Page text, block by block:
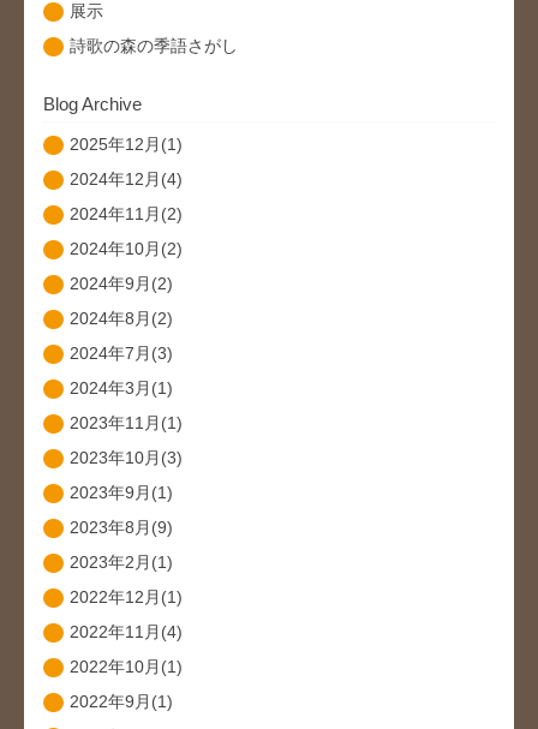
展示
詩歌の森の季語さがし
Blog Archive
2025年12月(1)
2024年12月(4)
2024年11月(2)
2024年10月(2)
2024年9月(2)
2024年8月(2)
2024年7月(3)
2024年3月(1)
2023年11月(1)
2023年10月(3)
2023年9月(1)
2023年8月(9)
2023年2月(1)
2022年12月(1)
2022年11月(4)
2022年10月(1)
2022年9月(1)